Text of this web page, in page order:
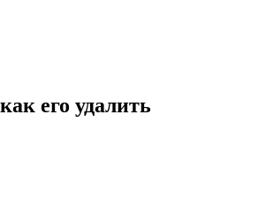
его удалить